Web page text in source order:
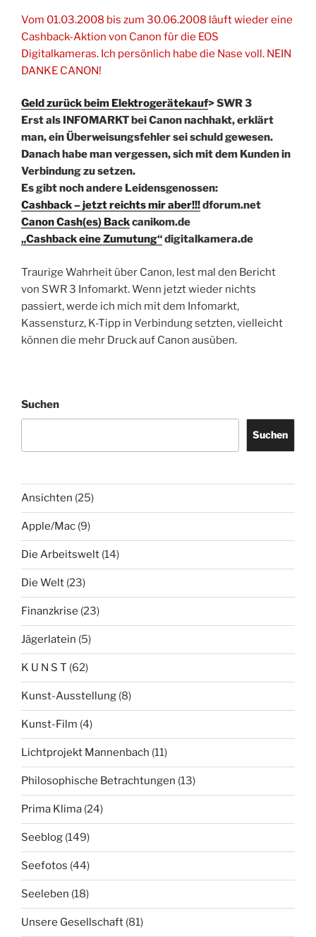
Vom 01.03.2008 bis zum 30.06.2008 läuft wieder eine
Cashback-Aktion von Canon für die EOS
Digitalkameras. Ich persönlich habe die Nase voll. NEIN
DANKE CANON!
Geld zurück beim Elektrogerätekauf> SWR 3
Erst als INFOMARKT bei Canon nachhakt, erklärt
man, ein Überweisungsfehler sei schuld gewesen.
Danach habe man vergessen, sich mit dem Kunden in
Verbindung zu setzen.
Es gibt noch andere Leidensgenossen:
Cashback – jetzt reichts mir aber!!!dforum.net
Canon Cash(es) Backcanikom.de
„Cashback eine Zumutung“digitalkamera.de
Traurige Wahrheit über Canon, lest mal den Bericht
von SWR 3 Infomarkt. Wenn jetzt wieder nichts
passiert, werde ich mich mit dem Infomarkt,
Kassensturz, K-Tipp in Verbindung setzten, vielleicht
können die mehr Druck auf Canon ausüben.
Suchen
Suchen
Ansichten (25)
Apple/Mac (9)
Die Arbeitswelt (14)
Die Welt (23)
Finanzkrise (23)
Jägerlatein (5)
K U N S T (62)
Kunst-Ausstellung (8)
Kunst-Film (4)
Lichtprojekt Mannenbach (11)
Philosophische Betrachtungen (13)
Prima Klima (24)
Seeblog (149)
Seefotos (44)
Seeleben (18)
Unsere Gesellschaft (81)